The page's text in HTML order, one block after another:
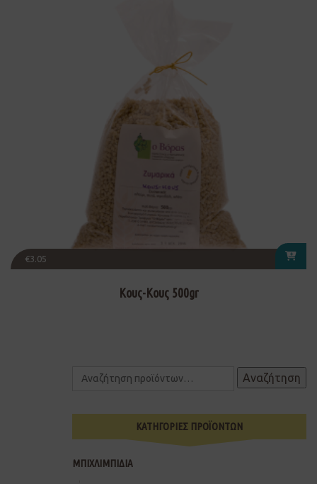
€3.05
Κους-Κους 500gr
Αναζήτηση
ΚΑΤΗΓΟΡΙΕΣ ΠΡΟΪΟΝΤΩΝ
ΜΠΙΧΛΙΜΠΙΔΙΑ